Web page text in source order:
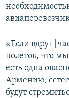
«Если вдруг
полетов, что мы
есть одна
Армению,
будут